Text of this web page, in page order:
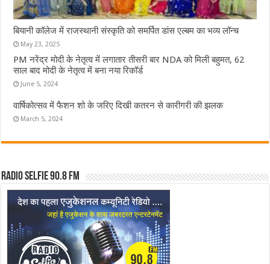
बियानी कॉलेज में राजस्थानी संस्कृति को समर्पित डांस एल्बम का भव्य लॉन्च
May 23, 2025
PM नरेंद्र मोदी के नेतृत्व में लगातार तीसरी बार NDA को मिली बहुमत, 62
साल बाद मोदी के नेतृत्व में बना नया रिकॉर्ड
June 5, 2024
वार्षिकोत्सव में फैशन शो के जरिए दिखी कतरन से कारीगरी की झलक
March 5, 2024
Radio Selfie 90.8 FM